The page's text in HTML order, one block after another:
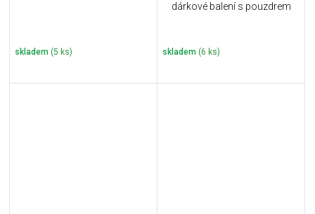
skladem (5 ks)
dárkové balení s pouzdrem
skladem (6 ks)